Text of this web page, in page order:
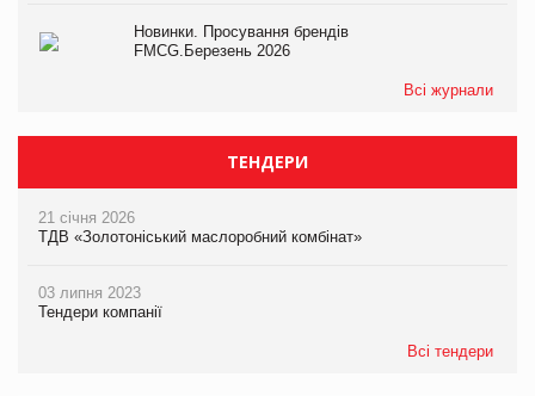
Новинки. Просування брендів
FMCG.Березень 2026
Всі журнали
ТЕНДЕРИ
21 січня 2026
ТДВ «Золотоніський маслоробний комбінат»
03 липня 2023
Тендери компанії
Всі тендери